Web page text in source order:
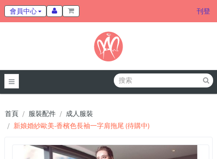
會員中心 刊登
首頁 服裝配件
成人服裝
新娘婚紗歐美-香檳色長袖一字肩拖尾 (待購中)